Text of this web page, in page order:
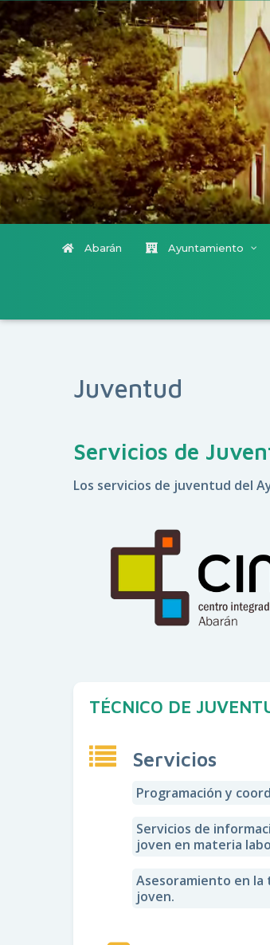
Abarán Ayuntamiento
Juventud
Servicios de
Los servicios de juventud del
TÉCNICO DE
Servicios
Programación y
Servicios de
joven en materia
Asesoramiento en la
joven.